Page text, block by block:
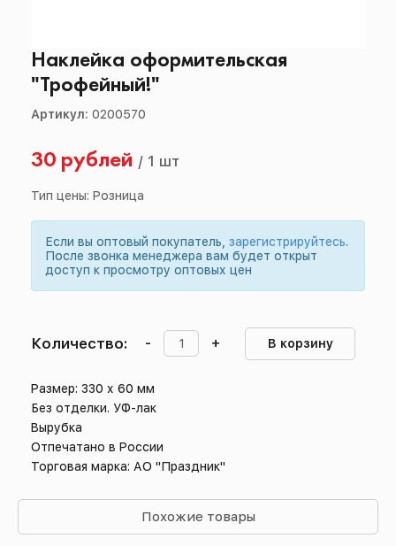
Наклейка оформительская
"Трофейный!"
Артикул: 0200570
30 рублей / 1 шт
Тип цены: Розница
Если вы оптовый покупатель, зарегистрируйтесь.
После звонка менеджера вам будет открыт
доступ к просмотру оптовых цен
Количество: - + В корзину
Размер: 330 х 60 мм
Без отделки. УФ-лак
Вырубка
Отпечатано в России
Торговая марка: АО "Праздник"
Похожие товары